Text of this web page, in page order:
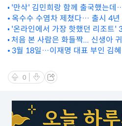
'만삭' 김민희랑 함께 출국했는데
수 감독이 한 말
옥수수 수염차 제쳤다… 출시 4년
(정체)
'온라인에서 가장 핫했던 리조트'
리조트, 1위는...
처음 본 사람은 화들짝... 신생아
는 이유 (영상)
3월 18일…이재명 대표 부인 김
0